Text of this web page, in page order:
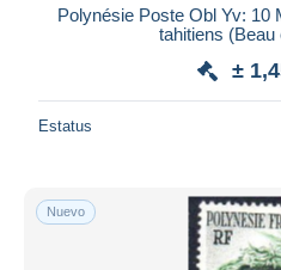
Polynésie Poste Obl Yv: 10
tahitiens (Beau
±
Estatus
Nuevo